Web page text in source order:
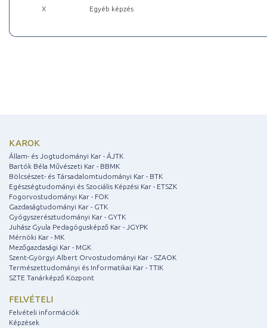
X
Egyéb képzés
KAROK
Állam- és Jogtudományi Kar - ÁJTK
Bartók Béla Művészeti Kar - BBMK
Bölcsészet- és Társadalomtudományi Kar - BTK
Egészségtudományi és Szociális Képzési Kar - ETSZK
Fogorvostudományi Kar - FOK
Gazdaságtudományi Kar - GTK
Gyógyszerésztudományi Kar - GYTK
Juhász Gyula Pedagógusképző Kar - JGYPK
Mérnöki Kar - MK
Mezőgazdasági Kar - MGK
Szent-Györgyi Albert Orvostudományi Kar - SZAOK
Természettudományi és Informatikai Kar - TTIK
SZTE Tanárképző Központ
FELVÉTELI
Felvételi információk
Képzések